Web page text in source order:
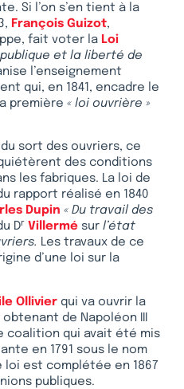
Si l’on s’en tient à la
François Guizot,
fait voter la Loi
publique et la liberté de
l’enseignement
qui, en 1841, encadre le
première « loi ouvrière »
sort des ouvriers, ce
des conditions
les fabriques. La loi de
rapport réalisé en 1840
Dupin « Du travail des
Dr Villermé sur l’état
Les travaux de ce
d’une loi sur la
Ollivier qui va ouvrir la
de Napoléon III
coalition qui avait été mis
en 1791 sous le nom
loi est complétée en 1867
publiques.